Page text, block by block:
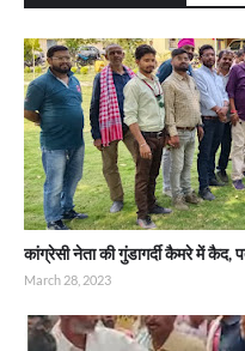
कांग्रेसी नेता की गुंडागर्दी कैमरे में कैद,
March 28, 2023